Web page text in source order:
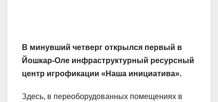
В минувший четверг открылся первый в
Йошкар-Оле инфраструктурный ресурсный
центр игрофикации «Наша инициатива».
Здесь, в переоборудованных помещениях в